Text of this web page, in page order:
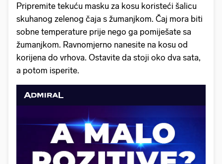
Pripremite tekuću masku za kosu koristeći šalicu
skuhanog zelenog čaja s žumanjkom. Čaj mora biti
sobne temperature prije nego ga pomiješate sa
žumanjkom. Ravnomjerno nanesite na kosu od
korijena do vrhova. Ostavite da stoji oko dva sata,
a potom isperite.